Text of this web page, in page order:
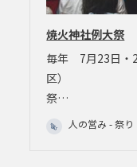
焼火神社例大祭
毎年 7月23日・
区）
祭…
人の営み - 祭り